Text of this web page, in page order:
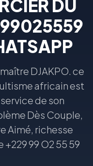
DU
DJAKPO. ce
africain est
de son
Dès Couple,
Aimé, richesse
99 O2 55 59